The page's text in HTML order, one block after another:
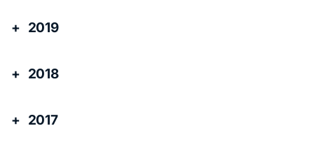
2019
2018
2017